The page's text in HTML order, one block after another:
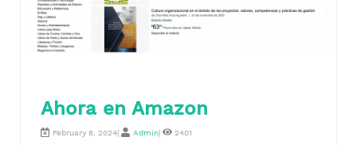
Ahora en Amazon
February 8, 2024| Admin| 2401